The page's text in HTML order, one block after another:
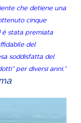
che detiene una
cinque
è stata premiata
del
soddisfatta del
per diversi anni.”